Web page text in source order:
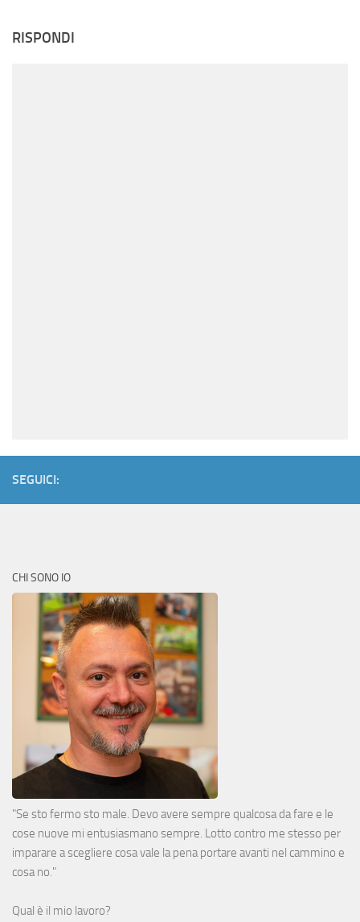
RISPONDI
SEGUICI:
CHI SONO IO
"Se sto fermo sto male. Devo avere sempre qualcosa da fare e le
cose nuove mi entusiasmano sempre. Lotto contro me stesso per
imparare a scegliere cosa vale la pena portare avanti nel cammino e
cosa no."
Qual è il mio lavoro?